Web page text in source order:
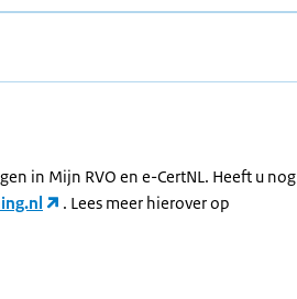
in Mijn RVO en e-CertNL. Heeft u nog
. Lees meer hierover op